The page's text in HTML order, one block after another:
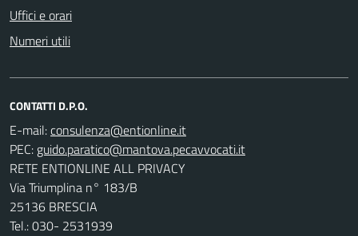
Uffici e orari
Numeri utili
CONTATTI D.P.O.
E-mail:
PEC:
RETE ENTIONLINE ALL PRIVACY
Via Triumplina n° 183/B
25136 BRESCIA
Tel.: 030- 2531939